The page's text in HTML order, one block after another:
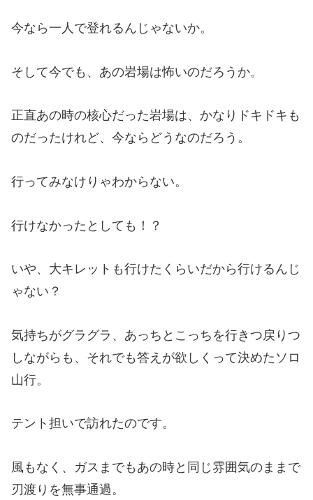
今なら一人で登れるんじゃないか。
そして今でも、あの岩場は怖いのだろうか。
正直あの時の核心だった岩場は、かなりドキドキも
のだったけれど、今ならどうなのだろう。
行ってみなけりゃわからない。
行けなかったとしても！？
いや、大キレットも行けたくらいだから行けるんじ
ゃない？
気持ちがグラグラ、あっちとこっちを行きつ戻りつ
しながらも、それでも答えが欲しくって決めたソロ
山行。
テント担いで訪れたのです。
風もなく、ガスまでもあの時と同じ雰囲気のままで
刃渡りを無事通過。